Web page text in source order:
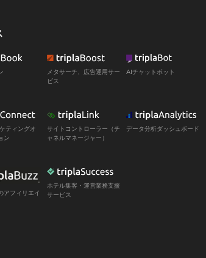
メタサーチ、広告運用サー
ビス
AIチャットボット
ティングオ
ン
サイトコントローラー（チ
ャネルマネージャー）
データ分析ダッシュボード
アフィリエイ
ホテル集客・運営業務支援
サービス